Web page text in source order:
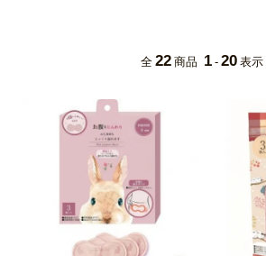
全 22 商品 1 - 20 表示